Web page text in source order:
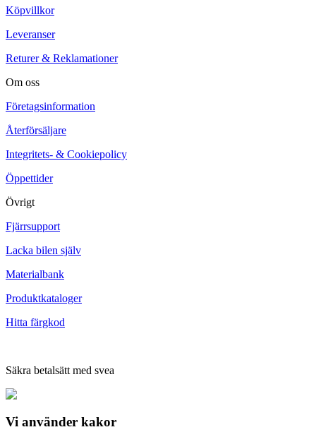
Köpvillkor
Leveranser
Returer & Reklamationer
Om oss
Företagsinformation
Återförsäljare
Integritets- & Cookiepolicy
Öppettider
Övrigt
Fjärrsupport
Lacka bilen själv
Materialbank
Produktkataloger
Hitta färgkod
Säkra betalsätt med svea
Vi använder kakor